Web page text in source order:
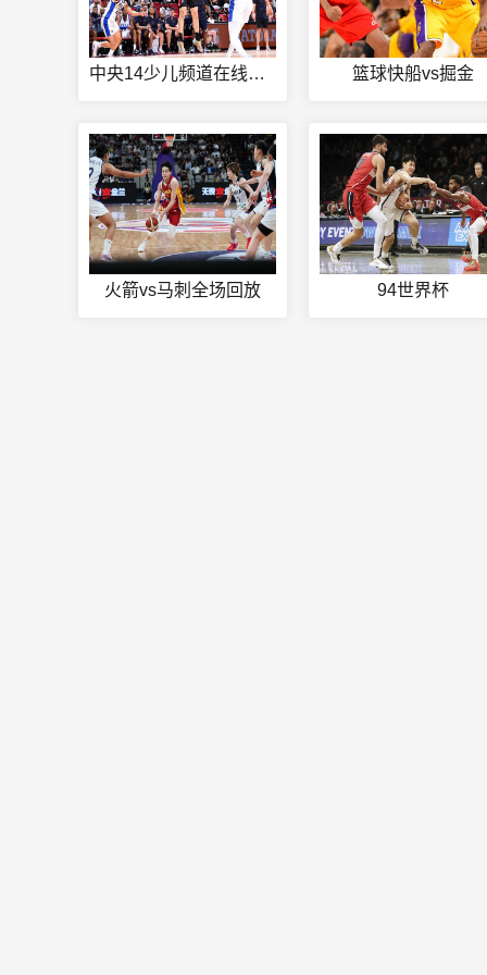
中央14少儿频道在线观看 篮球快船vs掘金
火箭vs马刺全场回放 94世界杯